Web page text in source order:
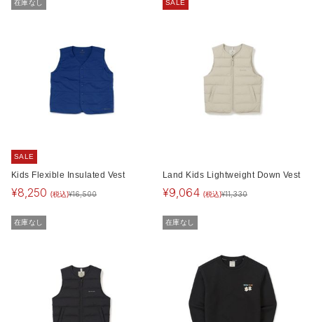
在庫なし
SALE
Kids Flexible Insulated Vest
¥8,250 (税込)¥16,500
SALE
Land Kids Lightweight Down Vest
¥9,064 (税込)¥11,330
在庫なし 在庫なし